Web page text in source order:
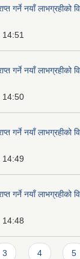
गर्ने नयाँ लाभग्रहीको
गर्ने नयाँ लाभग्रहीको
14:50
गर्ने नयाँ लाभग्रहीको
14:49
गर्ने नयाँ लाभग्रहीको
14:48
3 4 5